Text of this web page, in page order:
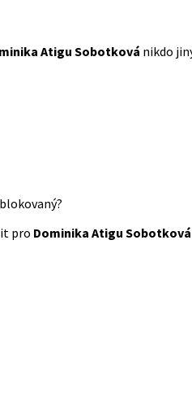
Atigu Sobotková nikdo
pro Dominika Atigu Sobotková